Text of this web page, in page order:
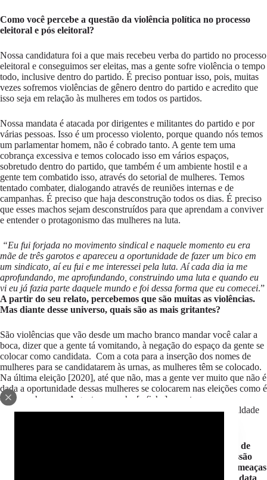
Como você percebe a questão da violência política no processo
eleitoral e pós eleitoral?
Nossa candidatura foi a que mais recebeu verba do partido no processo
eleitoral e conseguimos ser eleitas, mas a gente sofre violência o tempo
todo, inclusive dentro do partido. É preciso pontuar isso, pois, muitas
vezes sofremos violências de gênero dentro do partido e acredito que
isso seja em relação às mulheres em todos os partidos.
Nossa mandata é atacada por dirigentes e militantes do partido e por
várias pessoas. Isso é um processo violento, porque quando nós temos
um parlamentar homem, não é cobrado tanto. A gente tem uma
cobrança excessiva e temos colocado isso em vários espaços,
sobretudo dentro do partido, que também é um ambiente hostil e a
gente tem combatido isso, através do setorial de mulheres. Temos
tentado combater, dialogando através de reuniões internas e de
campanhas. É preciso que haja desconstrução todos os dias. É preciso
que esses machos sejam desconstruídos para que aprendam a conviver
e entender o protagonismo das mulheres na luta.
“Eu fui forjada no movimento sindical e naquele momento eu era
mãe de três garotos e apareceu a oportunidade de fazer um bico em
um sindicato, aí eu fui e me interessei pela luta. Aí cada dia ia me
aprofundando, me aprofundando, construindo uma luta e quando eu
vi eu já fazia parte daquele mundo e foi dessa forma que eu comecei.”
A partir do seu relato, percebemos que são muitas as violências.
Mas diante desse universo, quais são as mais gritantes?
São violências que vão desde um macho branco mandar você calar a
boca, dizer que a gente tá vomitando, à negação do espaço da gente se
colocar como candidata. Com a cota para a inserção dos nomes de
mulheres para se candidatarem às urnas, as mulheres têm se colocado.
Na última eleição [2020], até que não, mas a gente ver muito que não é
dada a oportunidade dessas mulheres se colocarem nas eleições como é
dada aos homens. A gente preenche [a ficha], mas temos um
rendimento ruim, porque não teve as mesmas condições de igualdade
Na última eleição vimos violências extremas, desde ameaças de
morte à candidata e também aos membros da família, agressão
física e até assassinatos, nosso exemplo na Bahia foram as ameaças
à prefeita de Cachoeira, Eliana. Em algum momento a mandata